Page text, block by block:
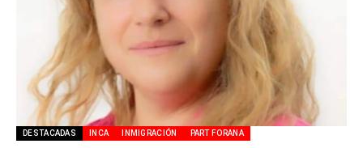
DESTACADAS INCA INMIGRACIÓN PART FORANA